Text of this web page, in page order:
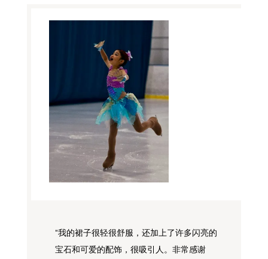
“我的裙子很轻很舒服，还加上了许多闪亮的
宝石和可爱的配饰，很吸引人。非常感谢